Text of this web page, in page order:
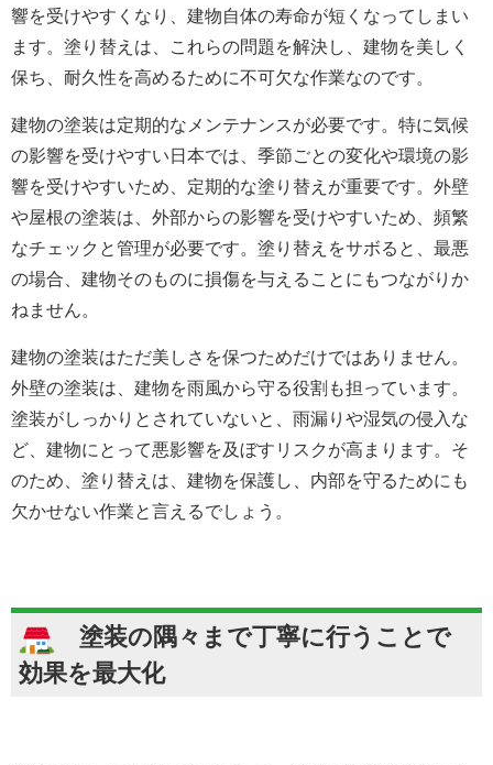
響を受けやすくなり、建物自体の寿命が短くなってしまい
ます。塗り替えは、これらの問題を解決し、建物を美しく
保ち、耐久性を高めるために不可欠な作業なのです。
建物の塗装は定期的なメンテナンスが必要です。特に気候
の影響を受けやすい日本では、季節ごとの変化や環境の影
響を受けやすいため、定期的な塗り替えが重要です。外壁
や屋根の塗装は、外部からの影響を受けやすいため、頻繁
なチェックと管理が必要です。塗り替えをサボると、最悪
の場合、建物そのものに損傷を与えることにもつながりか
ねません。
建物の塗装はただ美しさを保つためだけではありません。
外壁の塗装は、建物を雨風から守る役割も担っています。
塗装がしっかりとされていないと、雨漏りや湿気の侵入な
ど、建物にとって悪影響を及ぼすリスクが高まります。そ
のため、塗り替えは、建物を保護し、内部を守るためにも
欠かせない作業と言えるでしょう。
塗装の隅々まで丁寧に行うことで
効果を最大化